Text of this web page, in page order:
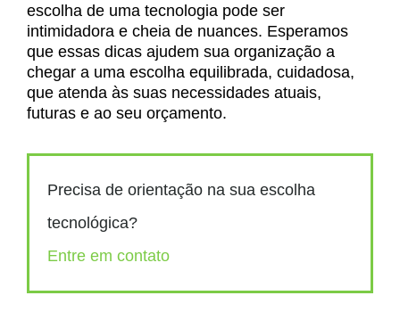
escolha de uma tecnologia pode ser
intimidadora e cheia de nuances. Esperamos
que essas dicas ajudem sua organização a
chegar a uma escolha equilibrada, cuidadosa,
que atenda às suas necessidades atuais,
futuras e ao seu orçamento.
Precisa de orientação na sua escolha
tecnológica?
Entre em contato